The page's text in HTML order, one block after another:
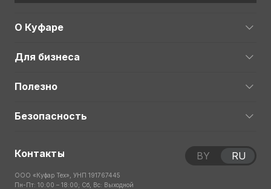
О Куфаре
Для бизнеса
Полезно
Безопасность
Контакты
ООО «Куфар Тех», УНП 191767445
Пн-Пт: 10:00 – 18:00; Сб, Вс: Выходной
BY RU